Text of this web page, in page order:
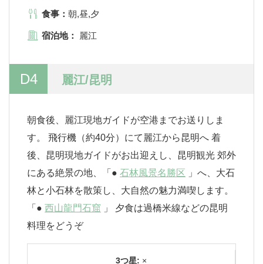
食事： 朝,昼,夕
宿泊地： 麗江
D4 麗江/昆明
朝食後、麗江現地ガイドが空港までお送りしま
す。 飛行機（約40分）にて麗江から昆明へ 着
後、昆明現地ガイドがお出迎えし、昆明観光 郊外
にある絶景の地、「● 石林風景名勝区 」へ、大石
林と小石林を散策し、大自然の魅力満喫します。
「● 西山龍門石窟 」 夕食は過橋米線などの昆明
料理をどうぞ
3つ星: ×